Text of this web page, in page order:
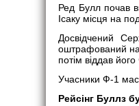
Ред Булл почав
Ісаку місця на
Досвідчений
оштрафований на
потім віддав
Учасники Ф-1
Рейсінг Буллз